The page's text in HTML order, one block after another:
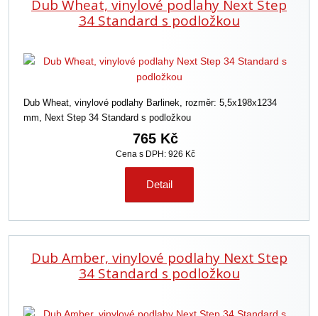
Dub Wheat, vinylové podlahy Next Step
34 Standard s podložkou
Dub Wheat, vinylové podlahy Barlinek, rozměr: 5,5x198x1234
mm, Next Step 34 Standard s podložkou
765 Kč
Cena s DPH: 926 Kč
Detail
Dub Amber, vinylové podlahy Next Step
34 Standard s podložkou